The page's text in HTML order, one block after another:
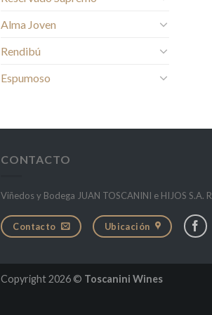
Alma Joven
Rendibú
Espumoso
CONTACTO
Viñedos y Bodega JUAN TOSCANINI e HIJOS
Contacto Ubicación
Copyright 2026 © Toscanini Wines